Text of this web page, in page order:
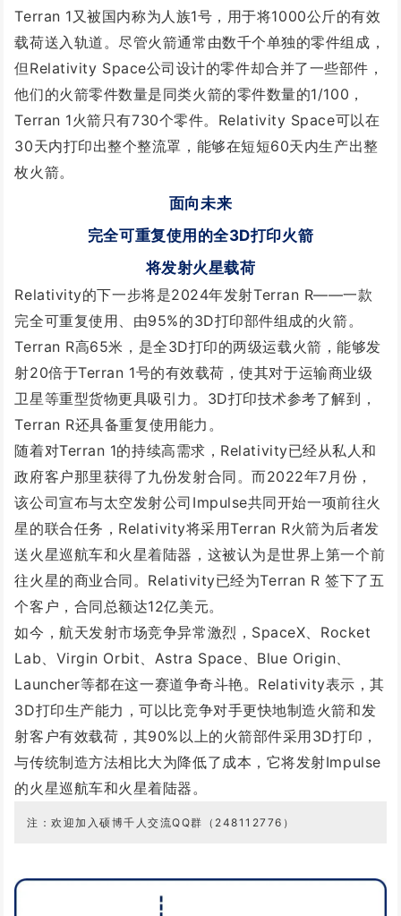
Terran 1又被国内称为人族1号，用于将1000公斤的有效
载荷送入轨道。尽管火箭通常由数千个单独的零件组成，
但Relativity Space公司设计的零件却合并了一些部件，
他们的火箭零件数量是同类火箭的零件数量的1/100，
Terran 1火箭只有730个零件。Relativity Space可以在
30天内打印出整个整流罩，能够在短短60天内生产出整
枚火箭。
面向未来
完全可重复使用的全3D打印火箭
将发射火星载荷
Relativity的下一步将是2024年发射Terran R——一款
完全可重复使用、由95%的3D打印部件组成的火箭。
Terran R高65米，是全3D打印的两级运载火箭，能够发
射20倍于Terran 1号的有效载荷，使其对于运输商业级
卫星等重型货物更具吸引力。 3D打印技术参考了解到，
Terran R还具备重复使用能力。
随着对Terran 1的持续高需求，Relativity已经从私人和
政府客户那里获得了九份发射合同。而2022年7月份，
该公司宣布与太空发射公司Impulse共同开始一项前往火
星的联合任务，Relativity将采用Terran R火箭为后者发
送火星巡航车和火星着陆器，这被认为是世界上第一个前
往火星的商业合同。Relativity已经为Terran R 签下了五
个客户，合同总额达12亿美元。
如今，航天发射市场竞争异常激烈，SpaceX、Rocket
Lab、Virgin Orbit、Astra Space、Blue Origin、
Launcher等都在这一赛道争奇斗艳。Relativity表示，其
3D打印生产能力，可以比竞争对手更快地制造火箭和发
射客户有效载荷，其90%以上的火箭部件采用3D打印，
与传统制造方法相比大为降低了成本，它将发射Impulse
的火星巡航车和火星着陆器。
注：欢迎加入硕博千人交流QQ群（ 248112776 ）